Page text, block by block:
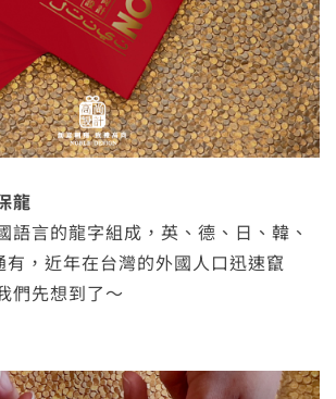
龍
言的龍字組成，英、德、日、韓、
，近年在台灣的外國人口迅速竄
們先想到了～